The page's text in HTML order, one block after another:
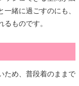
緒に過ごすのにも、
ものです。
ため、普段着のままで